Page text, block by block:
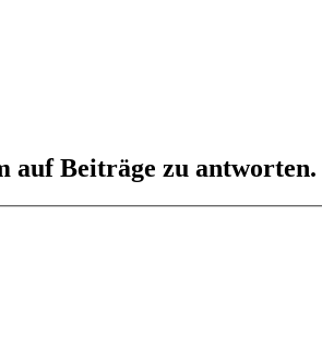
auf Beiträge zu antworten.